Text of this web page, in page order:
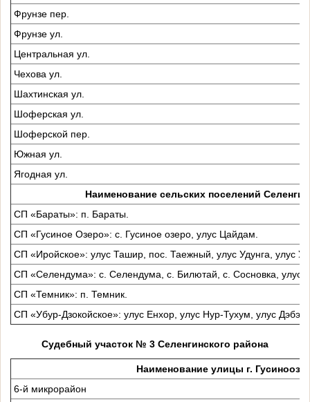
Фрунзе пер.
Фрунзе ул.
Центральная ул.
Чехова ул.
Шахтинская ул.
Шоферская ул.
Шоферской пер.
Южная ул.
Ягодная ул.
Наименование сельских поселений
СП «Бараты»: п. Бараты.
СП «Гусиное Озеро»: с. Гусиное озеро, улус Цайдам.
СП «Иройское»: улус Ташир, пос. Таежный, улус Удунга, улус
СП «Селендума»: с. Селендума, с. Билютай, с. Сосновка, улус
СП «Темник»: п. Темник.
СП «Убур-Дзокойское»: улус Енхор, улус Нур-Тухум, улус Дэбэн.
Судебный участок № 3 Селенгинского района
Наименование улицы г.
6-й микрорайон